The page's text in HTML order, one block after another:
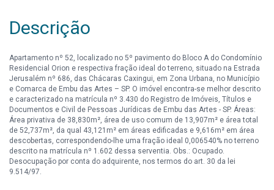
Descrição
Apartamento nº 52, localizado no 5º pavimento do Bloco A do Condomínio
Residencial Orion e respectiva fração ideal do terreno, situado na Estrada
Jerusalém nº 686, das Chácaras Caxingui, em Zona Urbana, no Município
e Comarca de Embu das Artes – SP. O imóvel encontra-se melhor descrito
e caracterizado na matrícula nº 3.430 do Registro de Imóveis, Títulos e
Documentos e Civil de Pessoas Jurídicas de Embu das Artes - SP. Áreas:
Área privativa de 38,830m², área de uso comum de 13,907m² e área total
de 52,737m², da qual 43,121m² em áreas edificadas e 9,616m² em área
descobertas, correspondendo-lhe uma fração ideal 0,006540% no terreno
descrito na matrícula nº 1.602 dessa serventia. Obs.: Ocupado.
Desocupação por conta do adquirente, nos termos do art. 30 da lei
9.514/97.